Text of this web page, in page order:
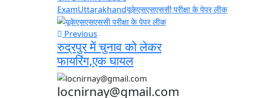
ExamUttarakhandयूकेएसएसएससी परीक्षा के पेपर लीक
Previous
रुद्रपुर में चुनाव को लेकर
फायरिंग,एक घायल
locnirnay@gmail.com